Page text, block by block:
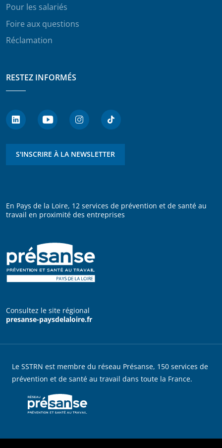
Pour les salariés
Foire aux questions
Réclamation
RESTEZ INFORMÉS
S'INSCRIRE À LA NEWSLETTER
En Pays de la Loire, 12 services de prévention et de santé au
travail en proximité des entreprises
Consultez le site régional
presanse-paysdelaloire.fr
Le SSTRN est membre du réseau Présanse, 150 services de
prévention et de santé au travail dans toute la France.